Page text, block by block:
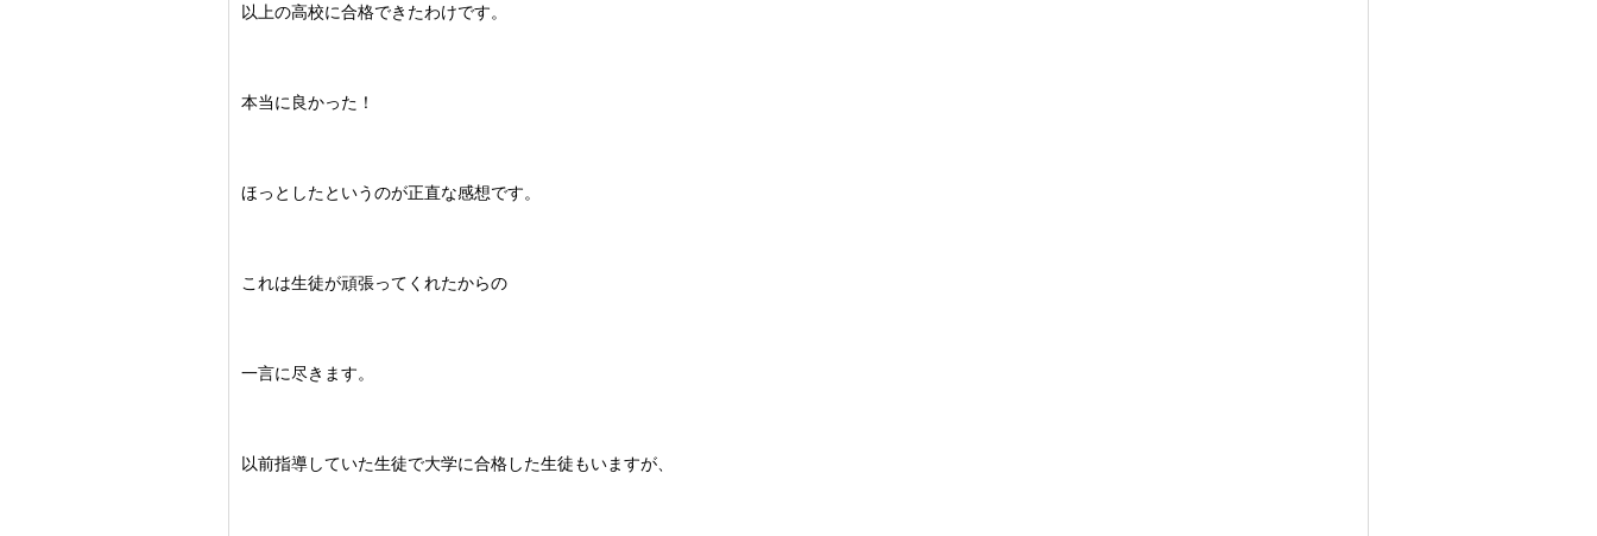
以上の高校に合格できたわけです。
本当に良かった！
ほっとしたというのが正直な感想です。
これは生徒が頑張ってくれたからの
一言に尽きます。
以前指導していた生徒で大学に合格した生徒もいますが、